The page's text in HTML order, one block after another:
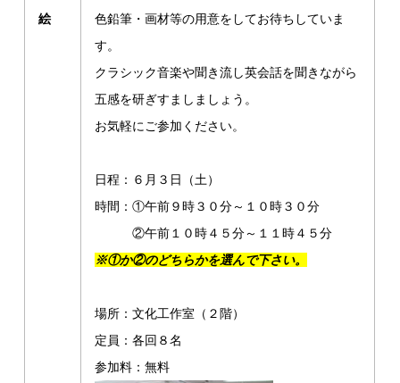
絵
色鉛筆・画材等の用意をしてお待ちしていま
す。
クラシック音楽や聞き流し英会話を聞きながら
五感を研ぎすましましょう。
お気軽にご参加ください。
日程：６月３日（土）
時間：①午前９時３０分～１０時３０分
②午前１０時４５分～１１時４５分
※①か②のどちらかを選んで下さい。
場所：文化工作室（２階）
定員：各回８名
参加料：無料